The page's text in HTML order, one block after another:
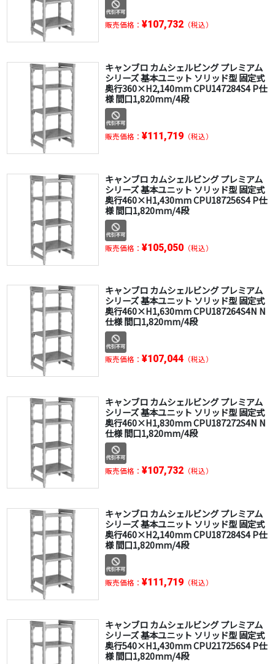
販売価格： ¥107,732（税込）
キャンブロ カムシェルビング プレミアム
シリーズ 基本ユニット ソリッド型 固定式
奥行360×H2,140mm CPU147284S4 P仕
様 間口1,820mm/4段
販売価格： ¥111,719（税込）
キャンブロ カムシェルビング プレミアム
シリーズ 基本ユニット ソリッド型 固定式
奥行460×H1,430mm CPU187256S4 P仕
様 間口1,820mm/4段
販売価格： ¥105,050（税込）
キャンブロ カムシェルビング プレミアム
シリーズ 基本ユニット ソリッド型 固定式
奥行460×H1,630mm CPU187264S4N N
仕様 間口1,820mm/4段
販売価格： ¥107,044（税込）
キャンブロ カムシェルビング プレミアム
シリーズ 基本ユニット ソリッド型 固定式
奥行460×H1,830mm CPU187272S4N N
仕様 間口1,820mm/4段
販売価格： ¥107,732（税込）
キャンブロ カムシェルビング プレミアム
シリーズ 基本ユニット ソリッド型 固定式
奥行460×H2,140mm CPU187284S4 P仕
様 間口1,820mm/4段
販売価格： ¥111,719（税込）
キャンブロ カムシェルビング プレミアム
シリーズ 基本ユニット ソリッド型 固定式
奥行540×H1,430mm CPU217256S4 P仕
様 間口1,820mm/4段